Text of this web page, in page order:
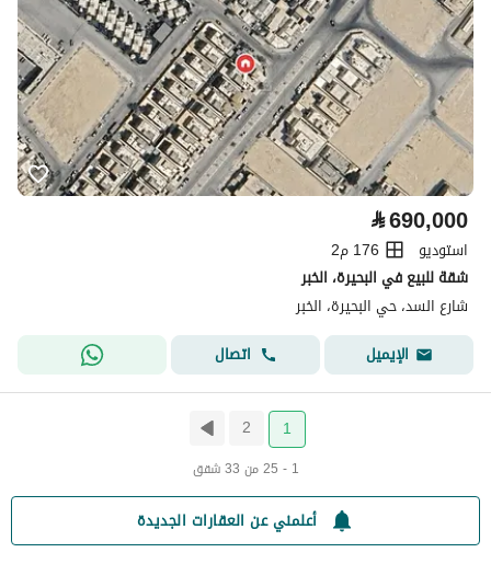
⃁690,000
استوديو
176 م2
شقة للبيع في البحيرة، الخبر
شارع السد، حي البحيرة، الخبر
الإيميل
اتصال
1
2
1 - 25 من 33 شقق
أعلمني عن العقارات الجديدة